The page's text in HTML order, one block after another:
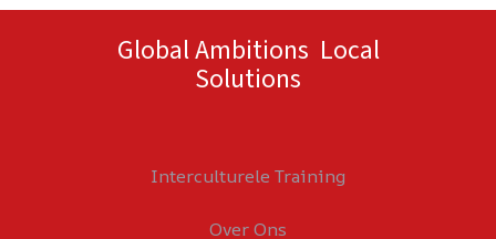
Global Ambitions Local
Solutions
Interculturele Training
Over Ons